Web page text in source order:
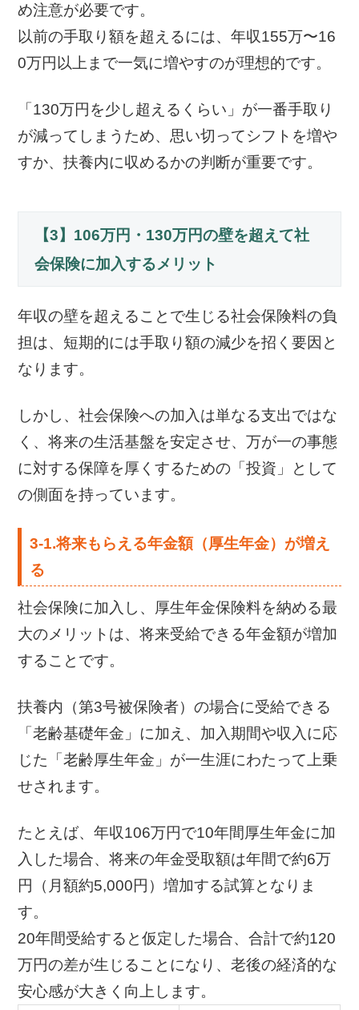
め注意が必要です。
以前の手取り額を超えるには、年収155万〜16
0万円以上まで一気に増やすのが理想的です。
「130万円を少し超えるくらい」が一番手取り
が減ってしまうため、思い切ってシフトを増や
すか、扶養内に収めるかの判断が重要です。
【3】106万円・130万円の壁を超えて社
会保険に加入するメリット
年収の壁を超えることで生じる社会保険料の負
担は、短期的には手取り額の減少を招く要因と
なります。
しかし、社会保険への加入は単なる支出ではな
く、将来の生活基盤を安定させ、万が一の事態
に対する保障を厚くするための「投資」として
の側面を持っています。
3-1.将来もらえる年金額（厚生年金）が増え
る
社会保険に加入し、厚生年金保険料を納める最
大のメリットは、将来受給できる年金額が増加
することです。
扶養内（第3号被保険者）の場合に受給できる
「老齢基礎年金」に加え、加入期間や収入に応
じた「老齢厚生年金」が一生涯にわたって上乗
せされます。
たとえば、年収106万円で10年間厚生年金に加
入した場合、将来の年金受取額は年間で約6万
円（月額約5,000円）増加する試算となりま
す。
20年間受給すると仮定した場合、合計で約120
万円の差が生じることになり、老後の経済的な
安心感が大きく向上します。